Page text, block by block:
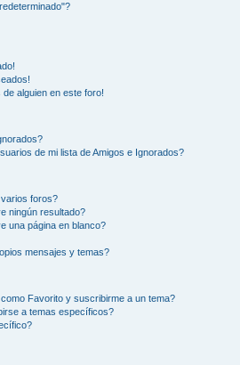
alguien en este foro!
de mi lista de Amigos e Ignorados?
foros?
ningún resultado?
una página en blanco?
mensajes y temas?
Favorito y suscribirme a un tema?
a temas específicos?